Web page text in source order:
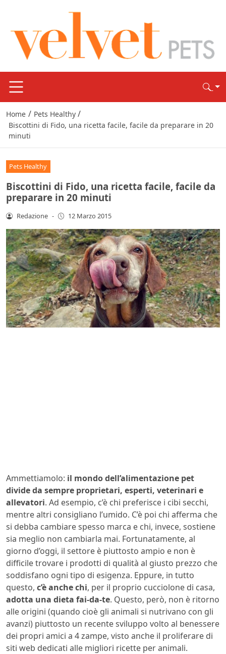
Home / Pets Healthy /
Biscottini di Fido, una ricetta facile, facile da preparare in 20
minuti
Pets Healthy
Biscottini di Fido, una ricetta facile, facile da
preparare in 20 minuti
Redazione - 12 Marzo 2015
Ammettiamolo: il mondo dell’alimentazione pet
divide da sempre proprietari, esperti, veterinari e
allevatori. Ad esempio, c’è chi preferisce i cibi secchi,
mentre altri consigliano l’umido. C’è poi chi afferma che
si debba cambiare spesso marca e chi, invece, sostiene
sia meglio non cambiarla mai. Fortunatamente, al
giorno d’oggi, il settore è piuttosto ampio e non è
difficile trovare i prodotti di qualità al giusto prezzo che
soddisfano ogni tipo di esigenza. Eppure, in tutto
questo, c’è anche chi, per il proprio cucciolone di casa,
adotta una dieta fai-da-te. Questo, però, non è ritorno
alle origini (quando cioè gli animali si nutrivano con gli
avanzi) piuttosto un recente sviluppo volto al benessere
dei propri amici a 4 zampe, visto anche il proliferare di
siti web dedicati alle migliori ricette per animali.